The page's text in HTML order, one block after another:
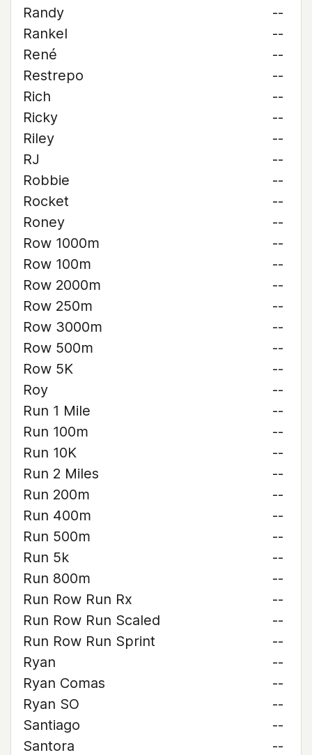
Randy
--
Rankel
--
René
--
Restrepo
--
Rich
--
Ricky
--
Riley
--
RJ
--
Robbie
--
Rocket
--
Roney
--
Row 1000m
--
Row 100m
--
Row 2000m
--
Row 250m
--
Row 3000m
--
Row 500m
--
Row 5K
--
Roy
--
Run 1 Mile
--
Run 100m
--
Run 10K
--
Run 2 Miles
--
Run 200m
--
Run 400m
--
Run 500m
--
Run 5k
--
Run 800m
--
Run Row Run Rx
--
Run Row Run Scaled
--
Run Row Run Sprint
--
Ryan
--
Ryan Comas
--
Ryan SO
--
Santiago
--
Santora
--